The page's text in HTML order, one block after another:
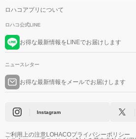
ロハコアプリについて
ロハコ公式LINE
お得な最新情報をLINEでお届けします
ニュースレター
お得な最新情報をメールでお届けします
Instagram
ご利用上の注意LOHACOプライバシーポリシー